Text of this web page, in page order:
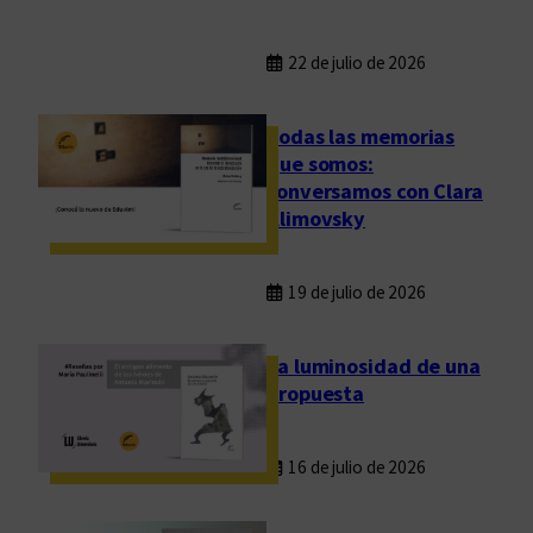
22 de julio de 2026
Todas las memorias
que somos:
conversamos con Clara
Klimovsky
19 de julio de 2026
La luminosidad de una
propuesta
16 de julio de 2026